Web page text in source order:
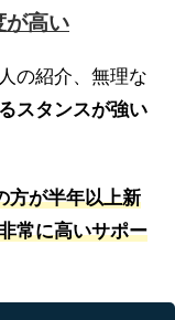
が高い
の紹介、無理な
スタンスが強い
方が半年以上新
常に高いサポー